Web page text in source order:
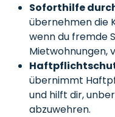
Soforthilfe
übernehmen die
wenn du fremde
Mietwohnungen,
übernimmt
und hilft dir,
abzuwehren.